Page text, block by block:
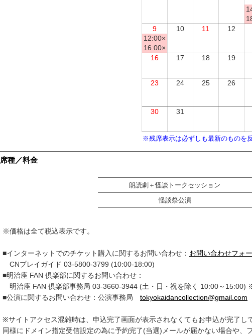
9
10 11 12
12:00×
16:00×
16
17 18 19
23 24 25 26
30 31
※残席表示は必ずしも最新のものを
席種／料金
朗読劇＋怪談トークセッション
怪談祭公演
※価格は全て税込表示です。
■インターネットでのチケット購入に関するお問い合わせ： お問い合わせフォ
CNプレイガイド 03-5800-3799 (10:00-18:00)
■明治座 FAN 倶楽部に関するお問い合わせ：
明治座 FAN 倶楽部事務局 03-3660-3944 (土・日・祝を除く 10:00～15:00)
■公演に関するお問い合わせ：公演事務局 tokyokaidancollection@gmail.com
※サイトアクセス混雑時は、申込完了画面が表示されなくてもお申込が完了し
同様にドメイン指定受信設定の為に予約完了(当選)メールが届かない場合や